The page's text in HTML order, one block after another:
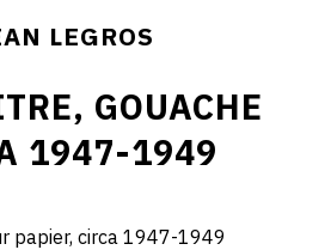
LEGROS
GOUACHE
1947-1949
papier, circa 1947-1949